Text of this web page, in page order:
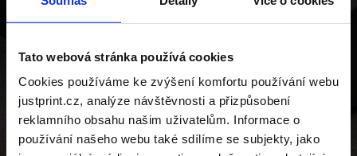
Tato webová stránka používá cookies
Cookies používáme ke zvýšení komfortu používání webu
justprint.cz, analýze návštěvnosti a přizpůsobení
reklamního obsahu našim uživatelům. Informace o
používání našeho webu také sdílíme se subjekty, jako